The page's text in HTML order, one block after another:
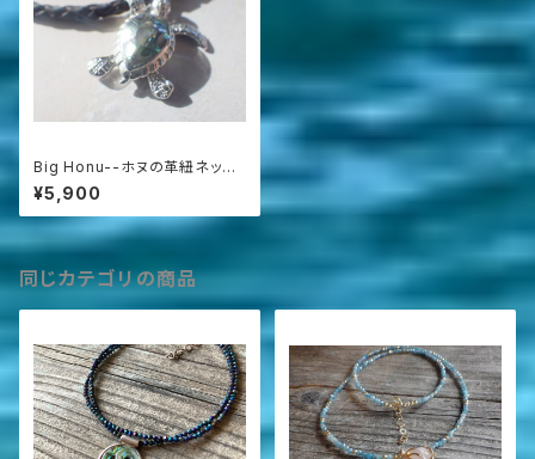
Big Honu--ホヌの革紐ネック
レス sv925 パウアシェル
¥5,900
同じカテゴリの商品